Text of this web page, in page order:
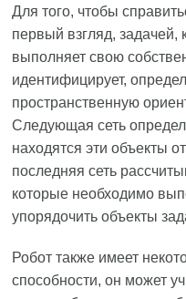
Для того, чтобы
первый взгляд, задачей,
выполняет свою
идентифицирует,
пространственную
Следующая сеть
находятся эти объекты
последняя сеть
которые необходимо
упорядочить объекты
Робот также имеет
способности, он может